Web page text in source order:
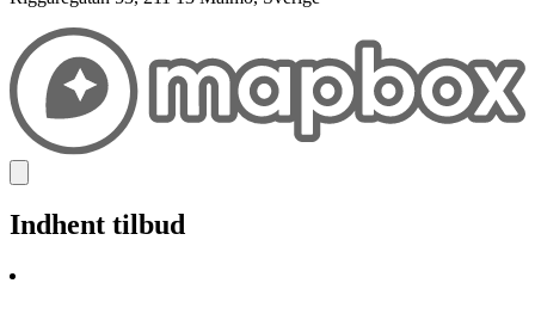
Indhent tilbud